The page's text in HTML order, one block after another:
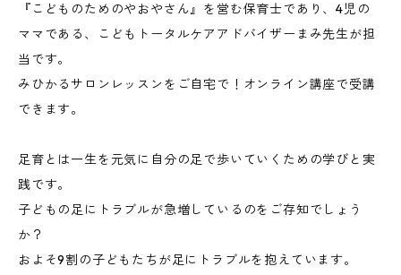
『こどものためのやおやさん』を営む保育士であり、4児の
ママである、こどもトータルケアアドバイザーまみ先生が担
当です。
みひかるサロンレッスンをご自宅で！オンライン講座で受講
できます。
足育とは一生を元気に自分の足で歩いていくための学びと実
践です。
子どもの足にトラブルが急増しているのをご存知でしょう
か？
およそ9割の子どもたちが足にトラブルを抱えています。